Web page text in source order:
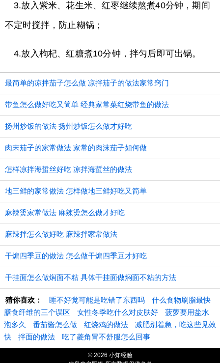
3.放入紫米、花生米、红枣继续熬煮40分钟，期间
不定时搅拌，防止糊锅；
4.放入枸杞、红糖煮10分钟，拌匀后即可出锅。
最简单的凉拌茄子怎么做 凉拌茄子的做法家常窍门
带鱼怎么做好吃又简单 经典家常菜红烧带鱼的做法
扬州炒饭的做法 扬州炒饭怎么做才好吃
肉末茄子的家常做法 家常的肉沫茄子如何做
怎样凉拌海蜇丝好吃 凉拌海蜇丝的做法
地三鲜的家常做法 怎样做地三鲜好吃又简单
麻辣烫家常做法 麻辣烫怎么做才好吃
麻辣拌怎么做好吃 麻辣拌家常做法
干煸四季豆的做法 怎么做干煸四季豆才好吃
干挂面怎么做焖面不粘 具体干挂面做焖面不粘的方法
猜你喜欢： 睡不好觉可能是吃错了东西吗
什么食物刷脂最快
膳食纤维的三个误区
女性冬季吃什么对皮肤好
菠萝要用盐水
泡多久
番茄酱怎么做 红烧鸡的做法
减肥别着急，吃这些见效
快
拌面的做法 吃了菱角胃不舒服怎么回事
© 2026 小知经验